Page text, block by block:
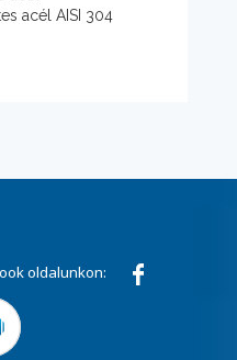
acél AISI 304
oldalunkon: